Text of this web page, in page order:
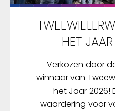
HET
Verkozen door
winnaar van
het Jaar 2026!
waardering voor